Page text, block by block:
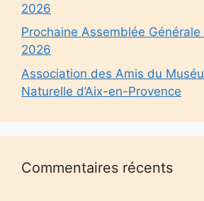
2026
Prochaine Assemblée Générale
2026
Association des Amis du
Naturelle d’Aix-en-Provence
Commentaires récents